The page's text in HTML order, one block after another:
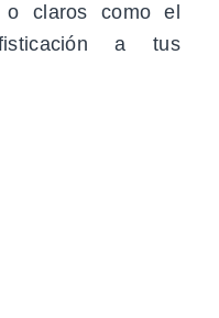
claros como el
a tus